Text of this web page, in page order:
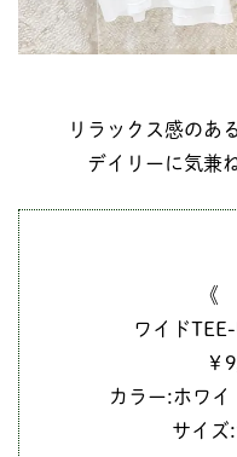
リラックス感のあ
デイリーに気兼
《
ワイド
￥
カラー:ホワ
サイズ